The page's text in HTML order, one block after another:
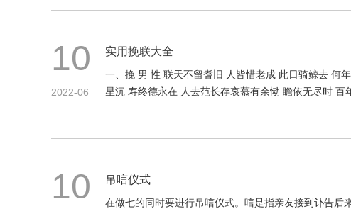
10
2022-06
实用挽联大全
一、挽 男 性 联天不留耆旧 人皆惜老成 此日骑鲸去 何
星沉 寿终德永在 人去范长存哀慕有余恸 瞻依无尽时
10 吊唁仪式
在做七的同时要进行吊唁仪式。唁是指亲友接到讣告